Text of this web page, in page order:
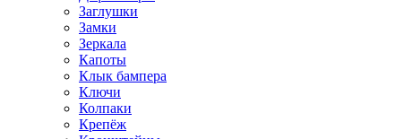
Заглушки
Замки
Зеркала
Капоты
Клык бампера
Ключи
Колпаки
Крепёж